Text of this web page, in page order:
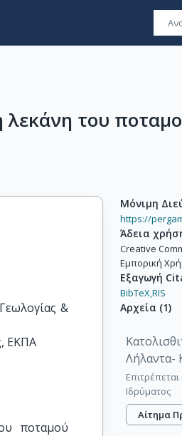
λεκάνη του
&
ΕΚΠΑ
ποταμού
Μόνιμη
https://
Άδεια
Creative
Εμπορική
Εξαγωγή
BibTeX,RIS
Αρχεία (1)
Λήλαντα-
Ιδρύματος
Αίτημα